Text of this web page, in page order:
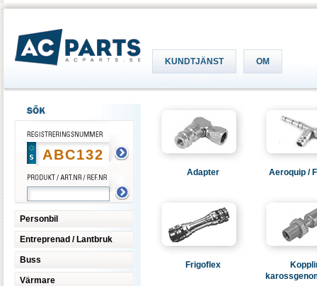
KUNDTJÄNST OM
Personbil
Entreprenad / Lantbruk
Buss
Värmare
Adapter Aeroquip /
Frigoflex